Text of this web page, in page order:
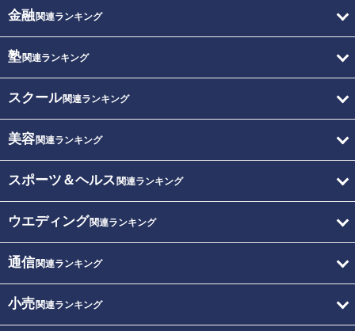
金融関連ランキング
塾関連ランキング
スクール関連ランキング
美容関連ランキング
スポーツ＆ヘルス 関連ランキング
ウエディング関連ランキング
通信関連ランキング
小売関連ランキング